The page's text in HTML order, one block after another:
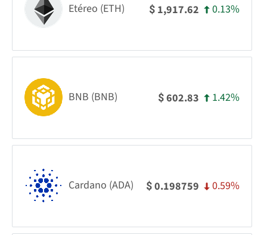
Etéreo (ETH) $ 1,917.62 0.13%
BNB (BNB) $602.83 1.42%
Cardano (ADA) $0.198759 0.59%